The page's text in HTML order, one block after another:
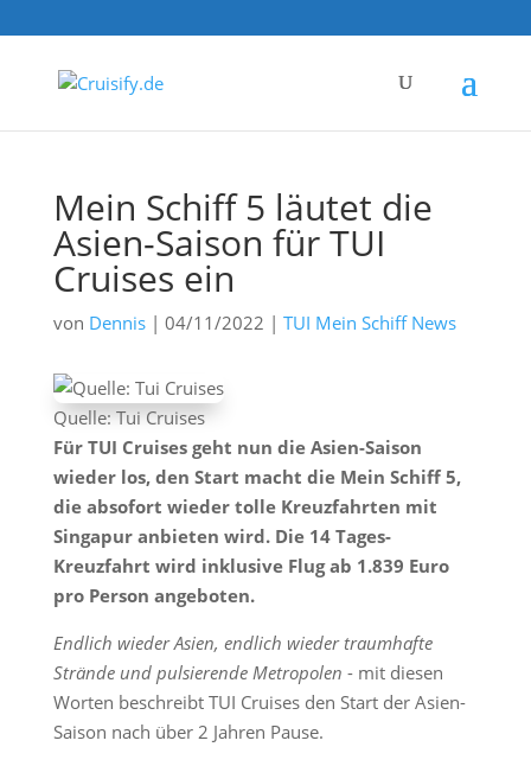
Mein Schiff 5 läutet die
Asien-Saison für TUI
Cruises ein
von Dennis| 04/11/2022 | TUI Mein Schiff News
Quelle: Tui Cruises
Für TUI Cruises geht nun die Asien-Saison
wieder los, den Start macht die Mein Schiff 5,
die absofort wieder tolle Kreuzfahrten mit
Singapur anbieten wird. Die 14 Tages-
Kreuzfahrt wird inklusive Flug ab 1.839 Euro
pro Person angeboten.
Endlich wieder Asien, endlich wieder traumhafte
Strände und pulsierende Metropolen - mit diesen
Worten beschreibt TUI Cruises den Start der Asien-
Saison nach über 2 Jahren Pause.